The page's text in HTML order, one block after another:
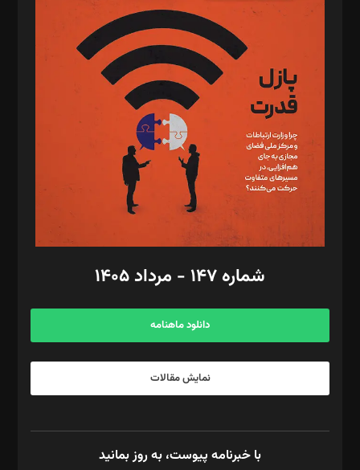
د‌بیر پیوست جهان: مینا پاکدل
د‌بیر تحریریه آنلاین: بابک نقاش
تحریریه‌: مجتبی محمود‌ی، آرش برهمند، یسنا امان‌پور، سروش کرمیان،
مصطفی مسجدی آرانی، ابوالفضل رجبی، زهرا فکرانه، فائزه فتحی
رستمی،مصطفی باستان
ویرایش: نگار استاد‌‌آقا
طراح یونیفرم: مجید توکلی
فیلمبرداری و عکاسی: امیر شفیعی، مانی لطفی زاده
گرافیک و صفحه‌آرایی: سید‌سبحان‌علی ثابت
مد‌یر توسعه تجاری: کامبیز برید‌
امور مالی: شاپور رهبری، محمد‌ کاظمی‌نیا
آگهی و مشترکین: ۰۹۱۹۹۹۹۰۴۵۴
شماره ۱۴۷ - مرداد ۱۴۰۵
دانلود ماهنامه
نمایش مقالات
با خبرنامه پیوست، به روز بمانید